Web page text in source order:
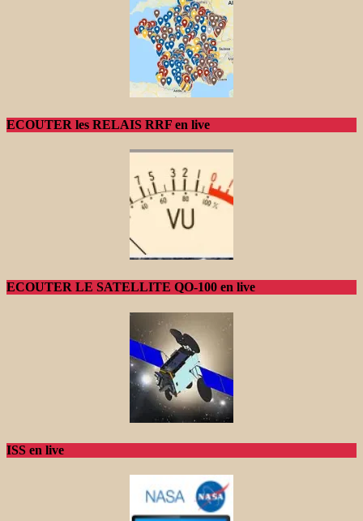
ECOUTER les RELAIS RRF en live
ECOUTER LE SATELLITE QO-100 en live
ISS en live